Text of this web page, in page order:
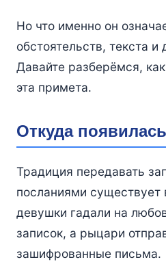
Но что именно он
обстоятельств, текста
Давайте разберёмся,
эта примета.
Откуда
Традиция передавать
посланиями существует
девушки гадали на
записок, а рыцари
зашифрованные письма.